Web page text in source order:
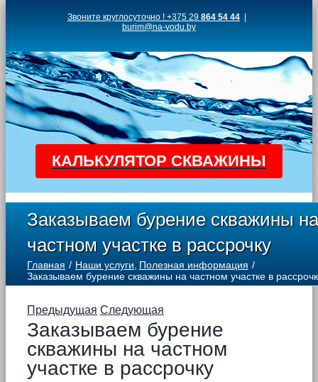
content
Звоните круглосуточно ! +375 29 864 54 44
burim@na-vodu.by
КАЛЬКУЛЯТОР СКВАЖИНЫ
Заказываем бурение скважины на
частном участке в рассрочку
Главная Наши услуги Полезная информация
Заказываем бурение скважины на частном участке в
Предыдущая Следующая
Заказываем бурение
скважины на частном
участке в рассрочку